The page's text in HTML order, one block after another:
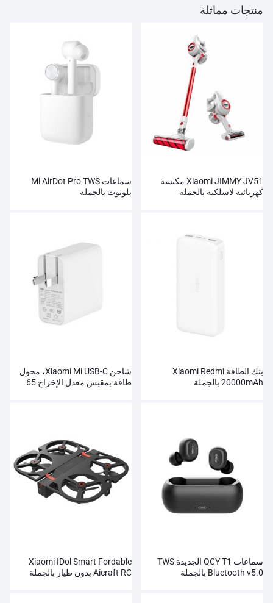
منتجات مماثلة
Xiaomi JIMMY JV51 مكنسة
كهربائية لاسلكية بالجملة
سماعات Mi AirDot Pro TWS
بلوتوث بالجملة
بنك الطاقة Xiaomi Redmi
20000mAh بالجملة
شاحن Xiaomi Mi USB-C، محول
طاقة بمقبس معدل الإخراج 65
سماعات QCY T1 الجديدة TWS
Bluetooth v5.0 بالجملة
Xiaomi IDol Smart Fordable
Aicraft RC بدون طيار بالجملة